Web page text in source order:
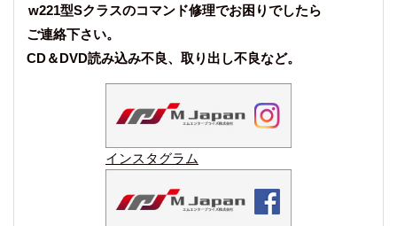
w221型Sクラスのコマンド修理でお困りでしたら
ご連絡下さい。
CD＆DVD読み込み不良、取り出し不良など。
インスタグラム